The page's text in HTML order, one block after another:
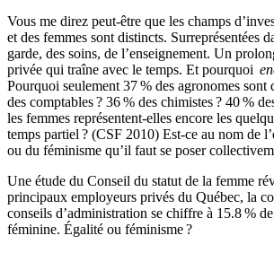
Vous me direz peut-être que les champs
et des femmes sont distincts. Surreprésentées
garde, des soins, de l’enseignement. Un
privée qui traîne avec le temps. Et pourquoi
Pourquoi seulement 37 % des agronomes sont
des comptables ? 36 % des chimistes ? 40 %
les femmes représentent-elles encore les
temps partiel ? (CSF 2010) Est-ce au nom de
ou du féminisme qu’il faut se poser
Une étude du Conseil du statut de la femme
principaux employeurs privés du Québec, la
conseils d’administration se chiffre à 15.8 %
féminine. Égalité ou féminisme ?